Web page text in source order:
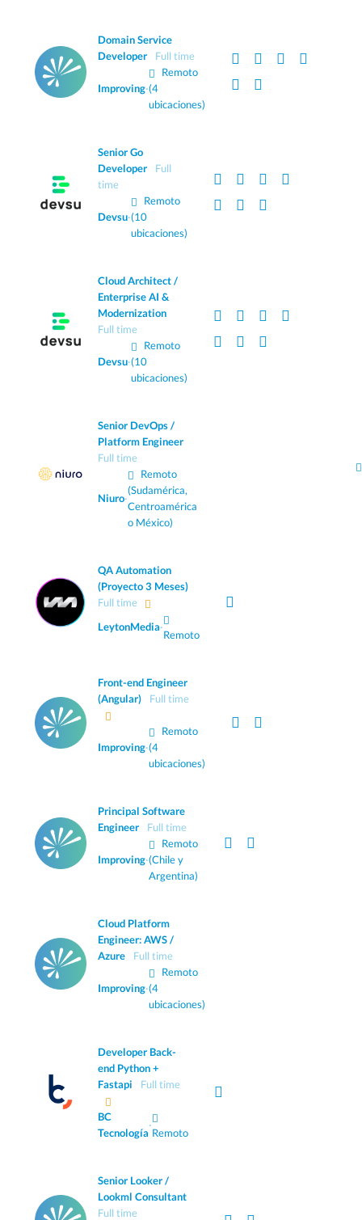
Domain Service
Developer
Full time
Improving·
Remoto
(4
ubicaciones)
Senior Go
Developer
Full
time
Devsu·
Remoto
(10
ubicaciones)
Cloud Architect /
Enterprise AI &
Modernization
Full time
Devsu·
Remoto
(10
ubicaciones)
Senior DevOps /
Platform Engineer
Full time
Niuro·
Remoto
(Sudamérica,
Centroamérica
o México)
QA Automation
(Proyecto 3 Meses)
Full time
LeytonMedia·
Remoto
Front-end Engineer
(Angular)
Full time
Improving·
Remoto
(4
ubicaciones)
Principal Software
Engineer
Full time
Improving·
Remoto
(Chile y
Argentina)
Cloud Platform
Engineer: AWS /
Azure
Full time
Improving·
Remoto
(4
ubicaciones)
Developer Back-
end Python +
Fastapi
Full time
BC
Tecnología
·
Remoto
Senior Looker /
Lookml Consultant
Full time